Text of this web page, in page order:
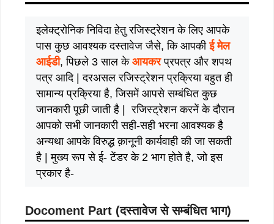
इलेक्ट्रोनिक निविदा हेतु रजिस्ट्रेशन के लिए आपके
पास कुछ आवश्यक दस्तावेज जैसे, कि आपकीई मेल
आईडी, पिछले 3 साल के आयकर प्रपत्र और शपथ
पत्र आदि | दरअसल रजिस्ट्रेशन प्रक्रिया बहुत ही
सामान्य प्रक्रिया है, जिसमें आपसे सम्बंधित कुछ
जानकारी पूछी जाती है | रजिस्ट्रेशन करनें के दौरान
आपको सभी जानकारी सही-सही भरना आवश्यक है
अन्यथा आपके विरुद्ध क़ानूनी कार्यवाही की जा सकती
है | मुख्य रूप से ई- टेंडर के 2 भाग होते है, जो इस
प्रकार है-
Docoment Part (दस्तावेज से सम्बंधित भाग)